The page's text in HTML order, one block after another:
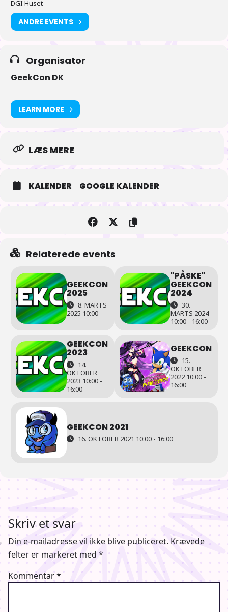
Konkurrencer – og meget mere…..
DGI Huset
ANDRE EVENTS
Organisator
GeekCon DK
LEARN MORE
LÆS MERE
KALENDER GOOGLE KALENDER
Relaterede events
GEEKCON
2025
8. MARTS
2025 10:00
"PÅSKE"
GEEKCON
2024
30.
MARTS 2024
10:00 - 16:00
GEEKCON
2023
14.
OKTOBER
2023 10:00 -
16:00
GEEKCON
15.
OKTOBER
2022 10:00 -
16:00
GEEKCON 2021
16. OKTOBER 2021 10:00 - 16:00
Skriv et svar
Din e-mailadresse vil ikke blive publiceret. Krævede
felter er markeret med *
Kommentar*